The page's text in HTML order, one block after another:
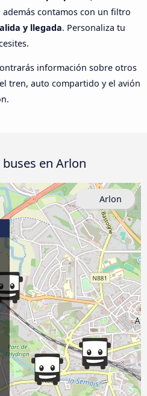
además contamos con un filtro
y llegada. Personaliza tu
información sobre otros
tren, auto compartido y el avión
en Arlon
Arlon